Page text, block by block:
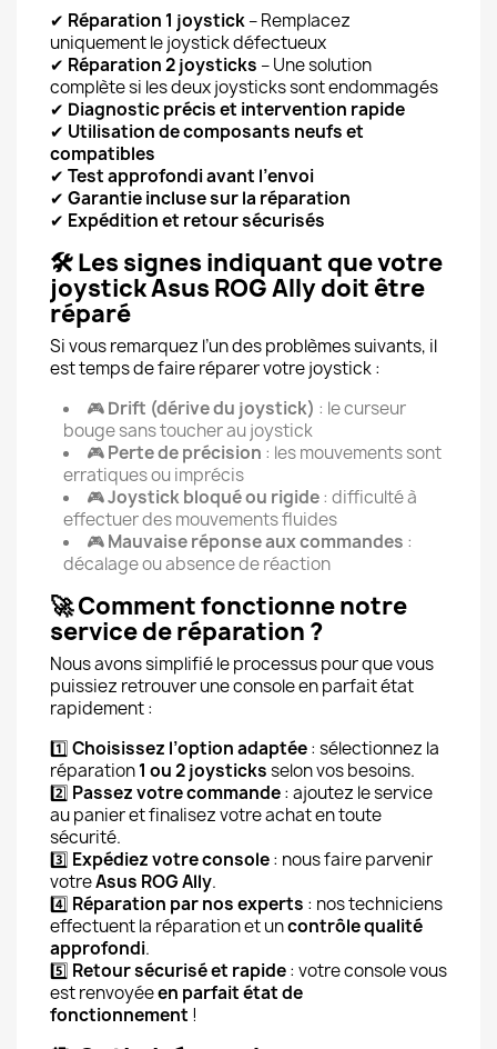
✔ Réparation 1 joystick– Remplacez
uniquement le joystick défectueux
✔ Réparation 2 joysticks – Une solution
complète si les deux joysticks sont endommagés
✔ Diagnostic précis et intervention rapide
✔ Utilisation de composants neufs et
compatibles
✔ Test approfondi avant l’envoi
✔ Garantie incluse sur la réparation
✔ Expédition et retour sécurisés
🛠️Les signes indiquant que votre
joystick Asus ROG Ally doit être
réparé
Si vous remarquez l’un des problèmes suivants, il
est temps de faire réparer votre joystick :
🎮Drift (dérive du joystick) : le curseur
bouge sans toucher au joystick
🎮Perte de précision : les mouvements sont
erratiques ou imprécis
🎮Joystick bloqué ou rigide: difficulté à
effectuer des mouvements fluides
🎮Mauvaise réponse aux commandes :
décalage ou absence de réaction
🚀Comment fonctionne notre
service de réparation ?
Nous avons simplifié le processus pour que vous
puissiez retrouver une console en parfait état
rapidement :
1️⃣Choisissez l’option adaptée: sélectionnez la
réparation1 ou 2 joysticksselon vos besoins.
2️⃣ Passez votre commande: ajoutez le service
au panier et finalisez votre achat en toute
sécurité.
3️⃣ Expédiez votre console: nous faire parvenir
votreAsus ROG Ally.
4️⃣ Réparation par nos experts : nos techniciens
effectuent la réparation et uncontrôle qualité
approfondi.
5️⃣ Retour sécurisé et rapide: votre console vous
est renvoyéeen parfait état de
fonctionnement !